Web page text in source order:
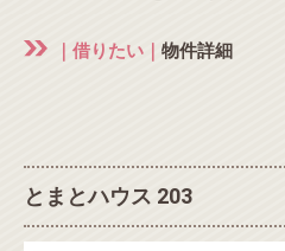
｜借りたい｜ 物件詳細
とまとハウス 203